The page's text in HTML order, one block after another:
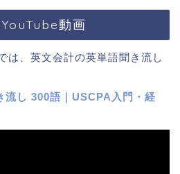
動画
は、英文会計の英単語聞き流し
流し 300語｜USCPA入門・経